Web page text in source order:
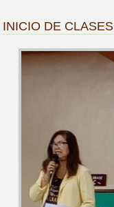
INICIO DE